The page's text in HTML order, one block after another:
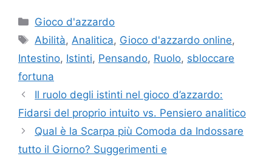
Categories
Gioco d'azzardo
Tags
Abilità, Analitica, Gioco d'azzardo online,
Intestino, Istinti, Pensando, Ruolo, sbloccare
fortuna
Il ruolo degli istinti nel gioco d’azzardo:
Fidarsi del proprio intuito vs. Pensiero analitico
Qual è la Scarpa più Comoda da Indossare
tutto il Giorno? Suggerimenti e